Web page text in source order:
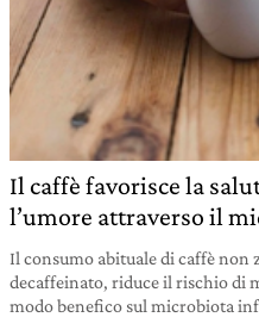
Il caffè favorisce la
l’umore attraverso il
Il consumo abituale di caffè non
decaffeinato, riduce il rischio di
modo benefico sul microbiota